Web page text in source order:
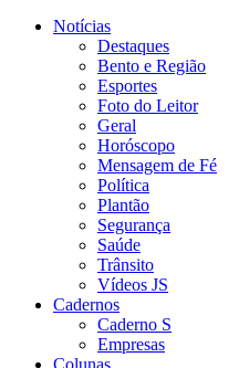
Notícias
Destaques
Bento e Região
Esportes
Foto do Leitor
Geral
Horóscopo
Mensagem de Fé
Política
Plantão
Segurança
Saúde
Trânsito
Vídeos JS
Cadernos
Caderno S
Empresas